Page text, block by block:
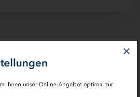
Ihnen unser Online-Angebot optimal zur
×
ausreichender